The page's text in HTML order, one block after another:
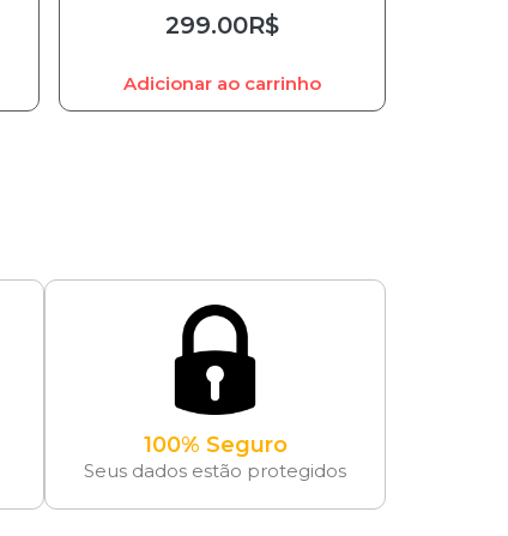
299.00R$
Adicionar ao carrinho
100% Seguro
Seus dados estão protegidos